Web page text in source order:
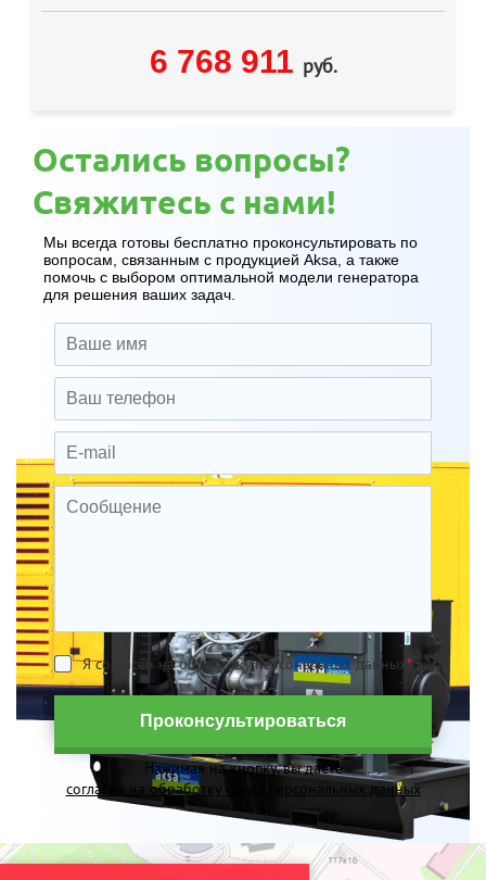
6 768 911 руб.
Остались вопросы?
Свяжитесь с нами!
Мы всегда готовы бесплатно проконсультировать по
вопросам, связанным с продукцией Aksa, а также
помочь с выбором оптимальной модели генератора
для решения ваших задач.
Я согласен на обработку персональных данных*
Проконсультироваться
Нажимая на кнопку, вы даете
согласие на обработку своих персональных данных